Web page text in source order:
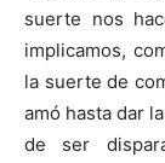
suerte nos
implicamos,
la suerte de
amó hasta dar
de ser